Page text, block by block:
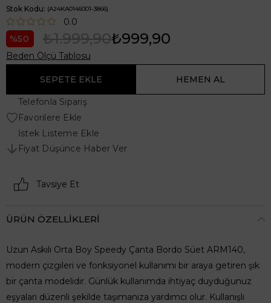
Stok Kodu (A24KA0146001-3866)
0.0
50
₺1.999,90₺999,90
Beden Ölçü Tablosu
Telefonla Sipariş
Favorilere Ekle
İstek Listeme Ekle
Fiyat Düşünce Haber Ver
Tavsiye Et
ÜRÜN ÖZELLIKLERI
Uzun Askılı Orta Boy Speedy Çanta Bordo Süet ARM140,
modern çizgileri ve fonksiyonel kullanımı bir araya getiren şık
bir çanta modelidir. Günlük kullanımda ihtiyaç duyduğunuz
eşyaları düzenli şekilde taşımanıza yardımcı olur. Kullanışlı